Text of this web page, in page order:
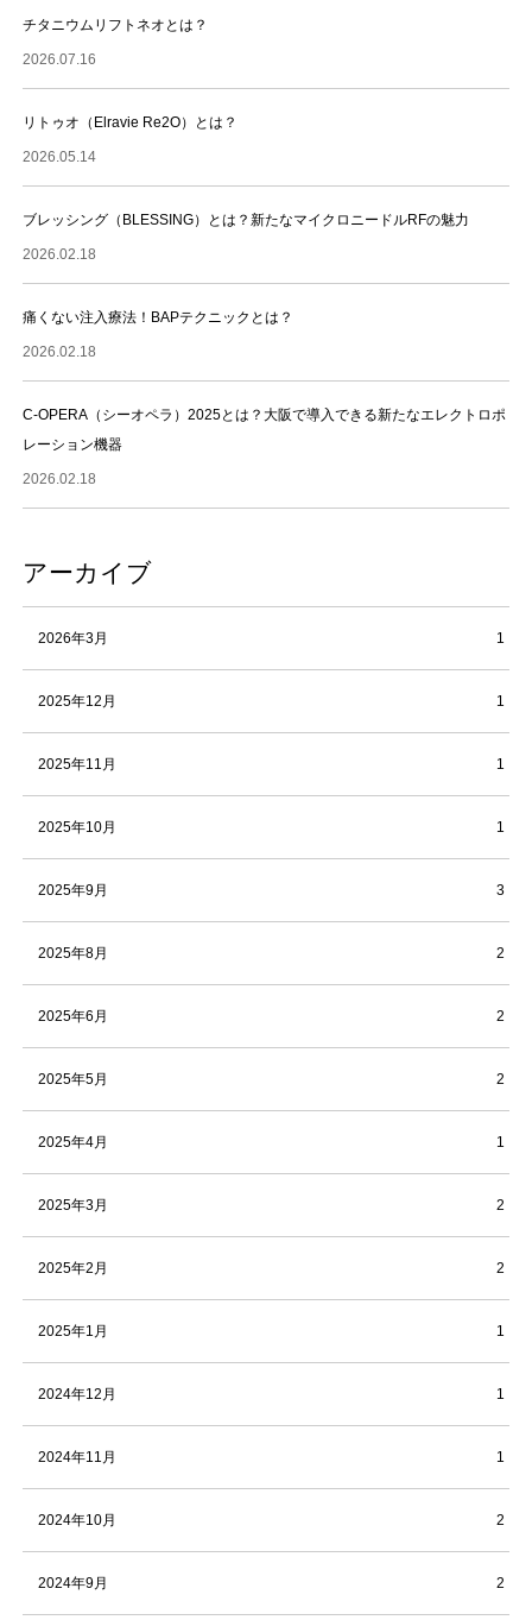
チタニウムリフトネオとは？
2026.07.16
リトゥオ（Elravie Re2O）とは？
2026.05.14
ブレッシング（BLESSING）とは？新たなマイクロニードルRFの魅力
2026.02.18
痛くない注入療法！BAPテクニックとは？
2026.02.18
C-OPERA（シーオペラ）2025とは？大阪で導入できる新たなエレクトロポ
レーション機器
2026.02.18
アーカイブ
2026年3月 1
2025年12月 1
2025年11月 1
2025年10月 1
2025年9月 3
2025年8月 2
2025年6月 2
2025年5月 2
2025年4月 1
2025年3月 2
2025年2月 2
2025年1月 1
2024年12月 1
2024年11月 1
2024年10月 2
2024年9月 2